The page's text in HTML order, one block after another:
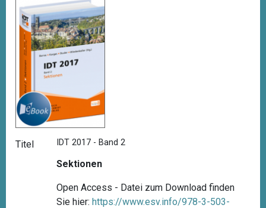
Titel IDT 2017 - Band 2
Sektionen
Open Access - Datei zum Download finden
Sie hier:https://www.esv.info/978-3-503-